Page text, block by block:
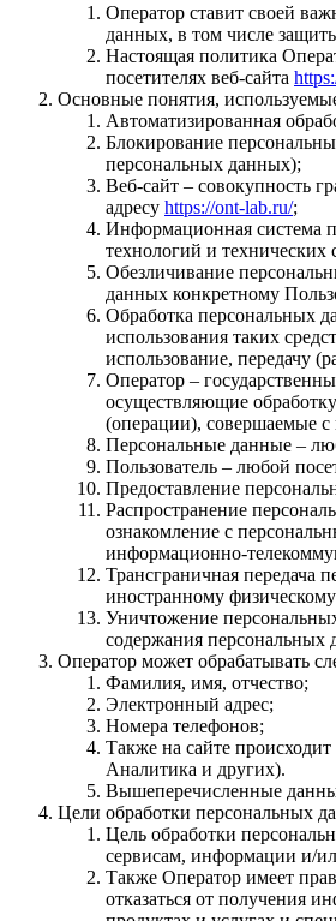
Оператор ставит своей
данных, в том числе
Настоящая политика
посетителях веб-сайта
Основные понятия,
Автоматизированная
Блокирование
персональных данных);
Веб-сайт – совокупность
адресу https://ont-lab.ru/;
Информационная система
технологий и технических
Обезличивание
данных конкретному
Обработка персональных
использования таких
использование, передачу
Оператор –
осуществляющие
(операции), совершаемые
Персональные данные –
Пользователь – любой
Предоставление
Распространение
ознакомление с
информационно-
Трансграничная передача
иностранному
Уничтожение
содержания
Оператор может обрабатывать
Фамилия, имя, отчество;
Электронный адрес;
Номера телефонов;
Также на сайте
Аналитика и других).
Вышеперечисленные
Цели обработки персональных
Цель обработки
сервисам, информации и/
Также Оператор имеет
отказаться от получения